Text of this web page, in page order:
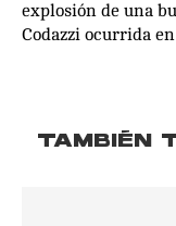
explosión de una
Codazzi ocurrida
TAMBIÉN